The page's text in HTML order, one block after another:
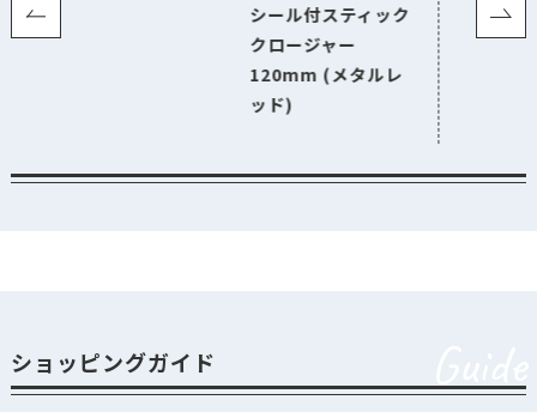
シール付スティック
クロージャー
120mm (メタルレ
ッド)
ショッピングガイド